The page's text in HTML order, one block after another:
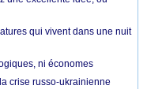
qui vivent dans une nuit
ni économes
crise russo-ukrainienne